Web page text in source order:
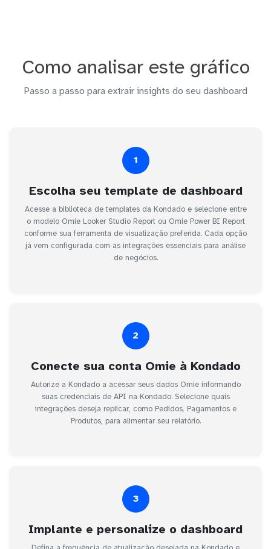
Como analisar este gráfico
Passo a passo para extrair insights do seu dashboard
1
Escolha seu template de dashboard
Acesse a biblioteca de templates da Kondado e selecione entre
o modelo Omie Looker Studio Report ou Omie Power BI Report
conforme sua ferramenta de visualização preferida. Cada opção
já vem configurada com as integrações essenciais para análise
de negócios.
2
Conecte sua conta Omie à Kondado
Autorize a Kondado a acessar seus dados Omie informando
suas credenciais de API na Kondado. Selecione quais
integrações deseja replicar, como Pedidos, Pagamentos e
Produtos, para alimentar seu relatório.
3
Implante e personalize o dashboard